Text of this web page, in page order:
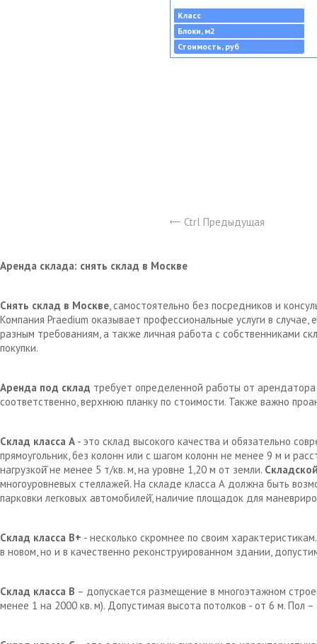
Класс
Блоки, м2
Стоимость, руб
Ctrl Предыдущая
Аренда склада: снять склад в Москве
Снять склад в Москве, самостоятельно без посредников и
Компания Praedium оказывает профессиональные услуги в
разным требованиям, а также личная работа с собственниками
покупки.
Аренда под склад требует определенной работы от
соответственно, верхнюю планку по стоимости. Также важно
Склад класса А - это склад высокого качества и обязательно
прямоугольник, без колонн или с шагом колонн не менее 9 м и
нагрузкой̆ не менее 5 т/кв. м, на уровне 1,20 м от земли.
многоуровневых стеллажей. На складе класса А должна быть
парковки легковых автомобилей̆, наличие площадок для
Склад класса В+ - несколько скромнее по своим
в новом, но и в качественно реконструированном здании,
Склад класса В – допускается размещение в многоэтажном
менее 1 на 2000 кв. м). Допустимая высота потолков - от 6 м. Пол